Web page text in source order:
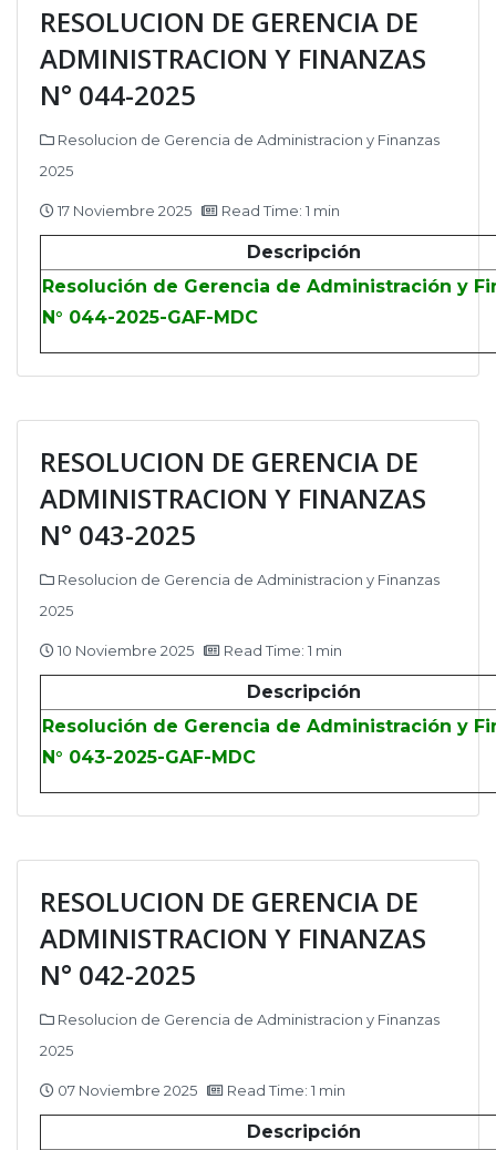
RESOLUCION DE GERENCIA DE
ADMINISTRACION Y FINANZAS
N° 044-2025
Resolucion de Gerencia de Administracion y Finanzas
2025
17 Noviembre 2025 Read Time: 1 min
Descripción
Resolución de Gerencia de Administración y
N° 044-2025-GAF-MDC
RESOLUCION DE GERENCIA DE
ADMINISTRACION Y FINANZAS
N° 043-2025
Resolucion de Gerencia de Administracion y Finanzas
2025
10 Noviembre 2025 Read Time: 1 min
Descripción
Resolución de Gerencia de Administración y
N° 043-2025-GAF-MDC
RESOLUCION DE GERENCIA DE
ADMINISTRACION Y FINANZAS
N° 042-2025
Resolucion de Gerencia de Administracion y Finanzas
2025
07 Noviembre 2025 Read Time: 1 min
Descripción